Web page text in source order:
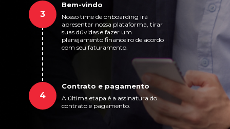
3
Bem-vindo
Nosso time de onboarding irá
apresentar nossa plataforma, tirar
suas dúvidas e fazer um
planejamento financeiro de acordo
com seu faturamento.
4
Contrato e pagamento
A última etapa é a assinatura do
contrato e pagamento.